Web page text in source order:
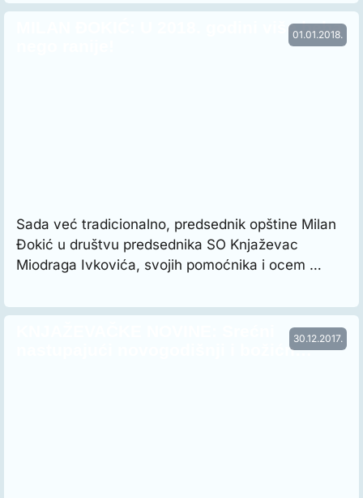
01.01.2018.
MILAN ĐOKIĆ: U 2018. godini više beba
Sada već tradicionalno, predsednik opštine Milan
Đokić u društvu predsednika SO Knjaževac
Miodraga Ivkovića, svojih pomoćnika i ocem …
30.12.2017.
nastupajući novogodišnji i božićn…